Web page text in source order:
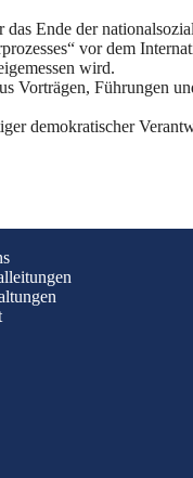
Ende der
vor dem
wird.
Vorträgen, Führungen
demokratischer